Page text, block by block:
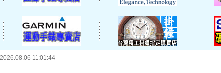
2026.08.06 11:01:44